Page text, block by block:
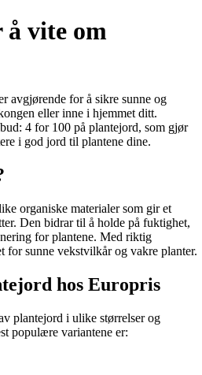
vite om
avgjørende for å sikre sunne og
eller inne i hjemmet ditt.
4 for 100 på plantejord, som gjør
i god jord til plantene dine.
organiske materialer som gir et
Den bidrar til å holde på fuktighet,
for plantene. Med riktig
for sunne vekstvilkår og vakre planter.
hos Europris
plantejord i ulike størrelser og
populære variantene er: